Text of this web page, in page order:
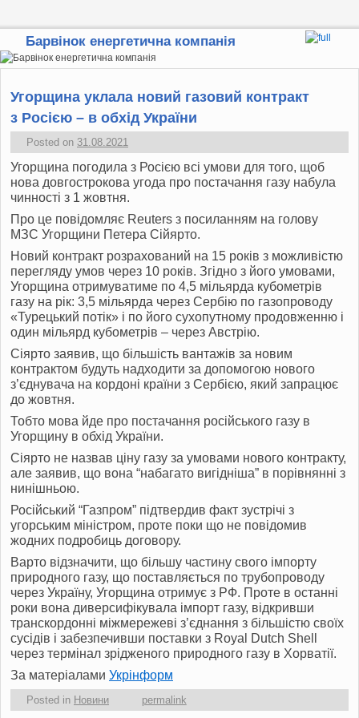
Барвінок енергетична компанія
Skip to primary content
Skip to secondary content
Угорщина уклала новий газовий контракт
з Росією – в обхід України
Posted on 31.08.2021
Угорщина погодила з Росією всі умови для того, щоб
нова довгострокова угода про постачання газу набула
чинності з 1 жовтня.
Про це повідомляє Reuters з посиланням на голову
МЗС Угорщини Петера Сійярто.
Новий контракт розрахований на 15 років з можливістю
перегляду умов через 10 років. Згідно з його умовами,
Угорщина отримуватиме по 4,5 мільярда кубометрів
газу на рік: 3,5 мільярда через Сербію по газопроводу
«Турецький потік» і по його сухопутному продовженню і
один мільярд кубометрів – через Австрію.
Сіярто заявив, що більшість вантажів за новим
контрактом будуть надходити за допомогою нового
з’єднувача на кордоні країни з Сербією, який запрацює
до жовтня.
Тобто мова йде про постачання російського газу в
Угорщину в обхід України.
Сіярто не назвав ціну газу за умовами нового контракту,
але заявив, що вона “набагато вигідніша” в порівнянні з
нинішньою.
Російський “Газпром” підтвердив факт зустрічі з
угорським міністром, проте поки що не повідомив
жодних подробиць договору.
Варто відзначити, що більшу частину свого імпорту
природного газу, що поставляється по трубопроводу
через Україну, Угорщина отримує з РФ. Проте в останні
роки вона диверсифікувала імпорт газу, відкривши
транскордонні міжмережеві з’єднання з більшістю своїх
сусідів і забезпечивши поставки з Royal Dutch Shell
через термінал зрідженого природного газу в Хорватії.
За матеріалами Укрінформ
Posted in Новини permalink